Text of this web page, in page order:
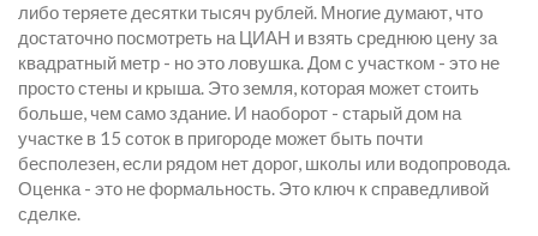
либо теряете десятки тысяч рублей. Многие думают, что
достаточно посмотреть на ЦИАН и взять среднюю цену за
квадратный метр - но это ловушка. Дом с участком - это не
просто стены и крыша. Это земля, которая может стоить
больше, чем само здание. И наоборот - старый дом на
участке в 15 соток в пригороде может быть почти
бесполезен, если рядом нет дорог, школы или водопровода.
Оценка - это не формальность. Это ключ к справедливой
сделке.